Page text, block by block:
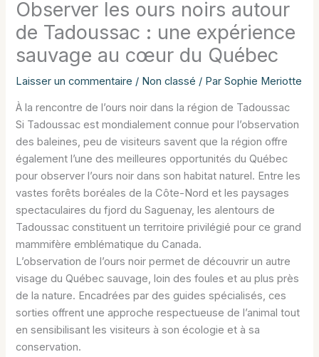
Observer les ours noirs autour
de Tadoussac : une expérience
sauvage au cœur du Québec
Laisser un commentaire / Non classé / ParSophie Meriotte
À la rencontre de l’ours noir dans la région de Tadoussac
Si Tadoussac est mondialement connue pour l’observation
des baleines, peu de visiteurs savent que la région offre
également l’une des meilleures opportunités du Québec
pour observer l’ours noir dans son habitat naturel. Entre les
vastes forêts boréales de la Côte-Nord et les paysages
spectaculaires du fjord du Saguenay, les alentours de
Tadoussac constituent un territoire privilégié pour ce grand
mammifère emblématique du Canada.
L’observation de l’ours noir permet de découvrir un autre
visage du Québec sauvage, loin des foules et au plus près
de la nature. Encadrées par des guides spécialisés, ces
sorties offrent une approche respectueuse de l’animal tout
en sensibilisant les visiteurs à son écologie et à sa
conservation.